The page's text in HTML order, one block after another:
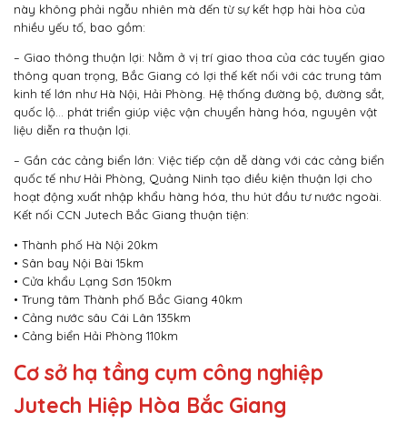
này không phải ngẫu nhiên mà đến từ sự kết hợp hài hòa của
nhiều yếu tố, bao gồm:
– Giao thông thuận lợi: Nằm ở vị trí giao thoa của các tuyến giao
thông quan trọng, Bắc Giang có lợi thế kết nối với các trung tâm
kinh tế lớn như Hà Nội, Hải Phòng. Hệ thống đường bộ, đường sắt,
quốc lộ… phát triển giúp việc vận chuyển hàng hóa, nguyên vật
liệu diễn ra thuận lợi.
– Gần các cảng biển lớn: Việc tiếp cận dễ dàng với các cảng biển
quốc tế như Hải Phòng, Quảng Ninh tạo điều kiện thuận lợi cho
hoạt động xuất nhập khẩu hàng hóa, thu hút đầu tư nước ngoài.
Kết nối CCN Jutech Bắc Giang thuận tiện:
• Thành phố Hà Nội 20km
• Sân bay Nội Bài 15km
• Cửa khẩu Lạng Sơn 150km
• Trung tâm Thành phố Bắc Giang 40km
• Cảng nước sâu Cái Lân 135km
• Cảng biển Hải Phòng 110km
Cơ sở hạ tầng cụm công nghiệp
Jutech Hiệp Hòa Bắc Giang